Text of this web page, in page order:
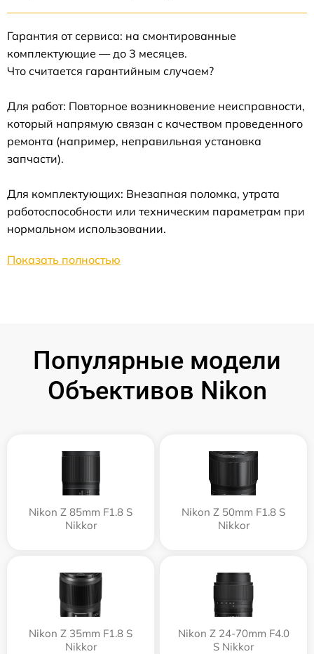
Гарантия от сервиса: на смонтированные
комплектующие — до 3 месяцев.
Что считается гарантийным случаем?
Для работ: Повторное возникновение неисправности,
который напрямую связан с качеством проведенного
ремонта (например, неправильная установка
запчасти).
Для комплектующих: Внезапная поломка, утрата
работоспособности или техническим параметрам при
нормальном использовании.
Показать полностью
Популярные модели
Объективов Nikon
Nikon Z 85mm F1.8 S
Nikkor
Nikon Z 50mm F1.8 S
Nikkor
Nikon Z 35mm F1.8 S
Nikkor
Nikon Z 24-70mm F4.0
S Nikkor